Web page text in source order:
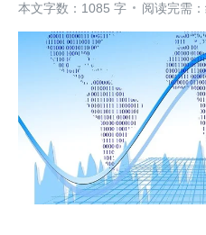
本文字数：1085 字
阅读完需